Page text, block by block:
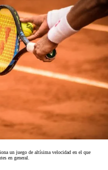
un juego de altísima velocidad en el que
en general.